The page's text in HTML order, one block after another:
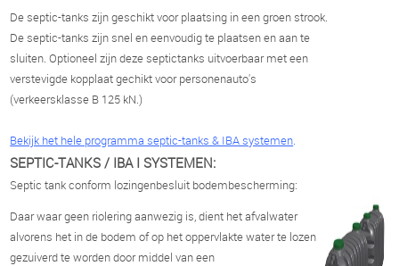
De septic-tanks zijn geschikt voor plaatsing in een groen strook.
De septic-tanks zijn snel en eenvoudig te plaatsen en aan te
sluiten. Optioneel zijn deze septictanks uitvoerbaar met een
verstevigde kopplaat gechikt voor personenauto's
(verkeersklasse B 125 kN.)
Bekijk het hele programma septic-tanks & IBA systemen
SEPTIC-TANKS / IBA I SYSTEMEN:
Septic tank conform lozingenbesluit bodembescherming:
Daar waar geen riolering aanwezig is, dient het afvalwater
alvorens het in de bodem of op het oppervlakte water te lozen
gezuiverd te worden door middel van een